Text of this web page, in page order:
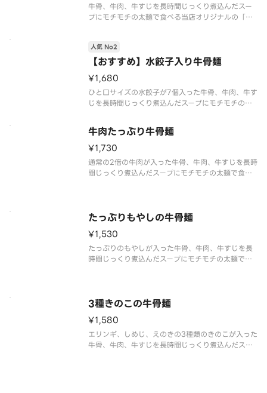
牛骨、牛肉、牛すじを長時間じっくり煮込んだスー
プにモチモチの太麺で食べる当店オリジナルの「牛
【おすすめ】水餃子入り牛骨麺
人気 No2
¥1,680
ひと口サイズの水餃子が7個入った牛骨、牛肉、牛す
じを長時間じっくり煮込んだスープにモチモチの太
牛肉たっぷり牛骨麺
¥1,730
通常の2倍の牛肉が入った牛骨、牛肉、牛すじを長時
間じっくり煮込んだスープにモチモチの太麺で食べ
たっぷりもやしの牛骨麺
¥1,530
たっぷりのもやしが入った牛骨、牛肉、牛すじを長
時間じっくり煮込んだスープにモチモチの太麺で食
3種きのこの牛骨麺
¥1,580
エリンギ、しめじ、えのきの3種類のきのこが入った
牛骨、牛肉、牛すじを長時間じっくり煮込んだスー